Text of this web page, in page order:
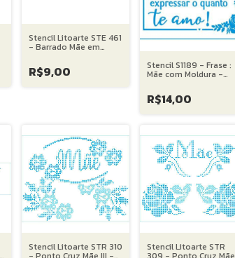
Stencil Litoarte STE 461
- Barrado Mãe em
cm
R$9,00 Stencil S1189 - Frase :
Mãe com Moldura -
R$14,00
Stencil Litoarte STR 310 Stencil Litoarte STR